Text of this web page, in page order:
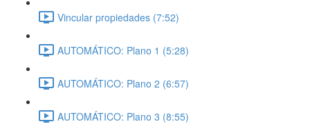
Vincular propiedades (7:52)
AUTOMÁTICO: Plano 1 (5:28)
AUTOMÁTICO: Plano 2 (6:57)
AUTOMÁTICO: Plano 3 (8:55)